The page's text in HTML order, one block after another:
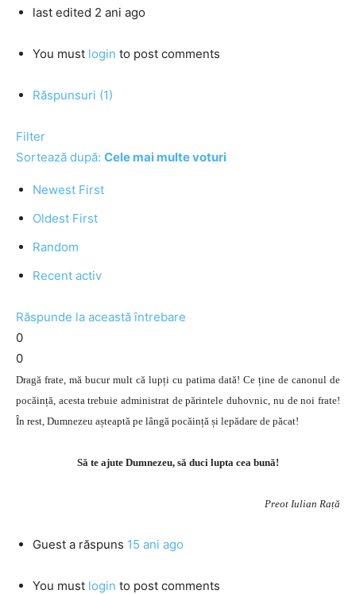
last edited 2 ani ago
You must login to post comments
Răspunsuri (1)
Filter
Sortează după: Cele mai multe voturi
Newest First
Oldest First
Random
Recent activ
Răspunde la această întrebare
0
0
Dragă frate, mă bucur mult că lupți cu patima dată! Ce ține de canonul de
pocăință, acesta trebuie administrat de părintele duhovnic, nu de noi frate!
În rest, Dumnezeu așteaptă pe lângă pocăință și lepădare de păcat!
Să te ajute Dumnezeu, să duci lupta cea bună!
Preot Iulian Rață
Guest a răspuns 15 ani ago
You must login to post comments